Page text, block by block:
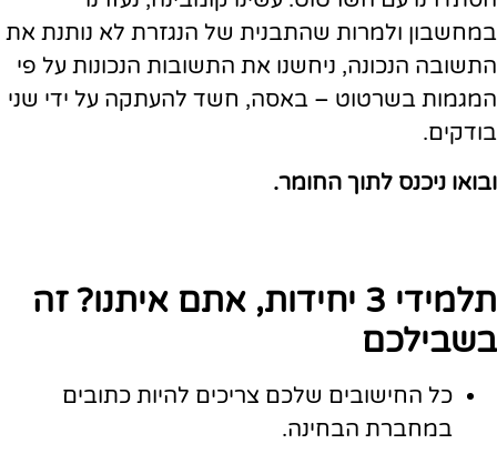
במחשבון ולמרות שהתבנית של הנגזרת לא נותנת את
התשובה הנכונה, ניחשנו את התשובות הנכונות על פי
המגמות בשרטוט – באסה, חשד להעתקה על ידי שני
בודקים.
ובואו ניכנס לתוך החומר.
תלמידי 3 יחידות, אתם איתנו? זה
בשבילכם
כל החישובים שלכם צריכים להיות כתובים
במחברת הבחינה.